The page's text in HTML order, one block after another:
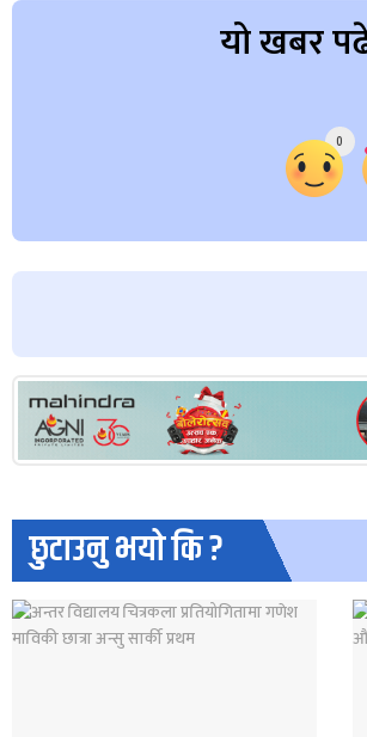
यो खबर
0
छुटाउनु भयो कि ?